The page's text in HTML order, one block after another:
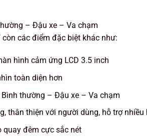
– Đậu xe – Va chạm
các điểm đặc biệt khác như:
hình cảm ứng LCD 3.5 inch
toàn diện hơn
thường – Đậu xe – Va chạm
thân thiện với người dùng, hỗ trợ
quay đêm cực sắc nét